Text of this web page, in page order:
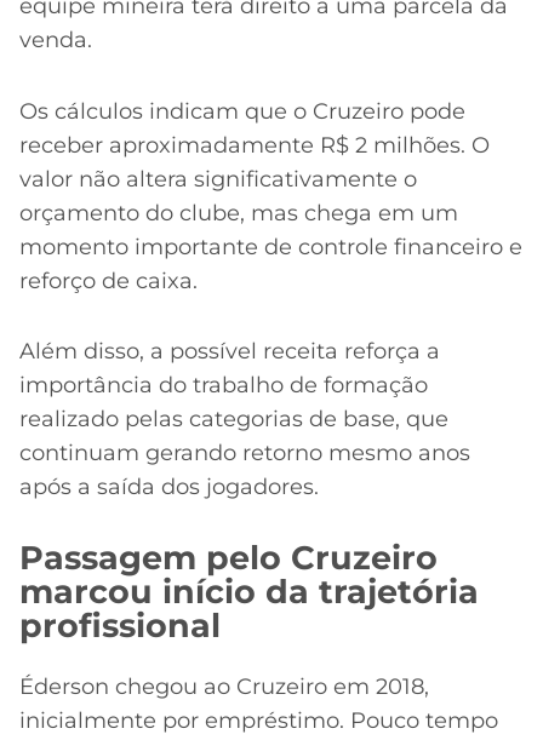
equipe mineira terá direito a uma parcela da
venda.
Os cálculos indicam que o Cruzeiro pode
receber aproximadamente R$ 2 milhões. O
valor não altera significativamente o
orçamento do clube, mas chega em um
momento importante de controle financeiro e
reforço de caixa.
Além disso, a possível receita reforça a
importância do trabalho de formação
realizado pelas categorias de base, que
continuam gerando retorno mesmo anos
após a saída dos jogadores.
Passagem pelo Cruzeiro
marcou início da trajetória
profissional
Éderson chegou ao Cruzeiro em 2018,
inicialmente por empréstimo. Pouco tempo